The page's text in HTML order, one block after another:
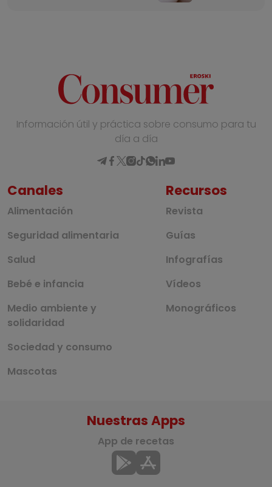
Información útil y práctica sobre consumo para tu
día a día
Canales
Alimentación
Seguridad alimentaria
Salud
Bebé e infancia
Medio ambiente y
solidaridad
Sociedad y consumo
Mascotas
Recursos
Revista
Guías
Infografías
Vídeos
Monográficos
Nuestras Apps
App de recetas